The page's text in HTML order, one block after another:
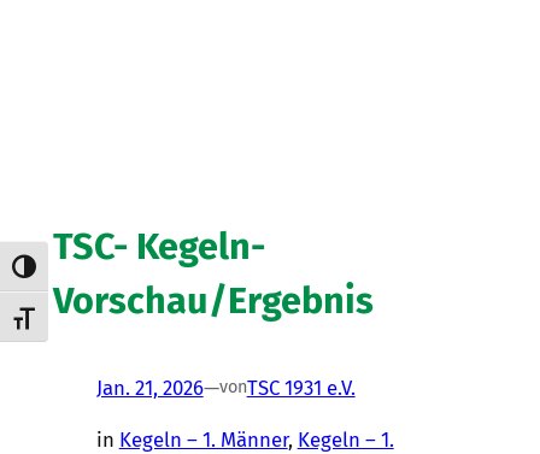
Umschalten auf hohe Kontraste
Schrift vergrößern
TSC- Kegeln-
Vorschau/Ergebnis
Jan. 21, 2026—vonTSC 1931 e.V.
in Kegeln – 1. Männer, Kegeln – 1.